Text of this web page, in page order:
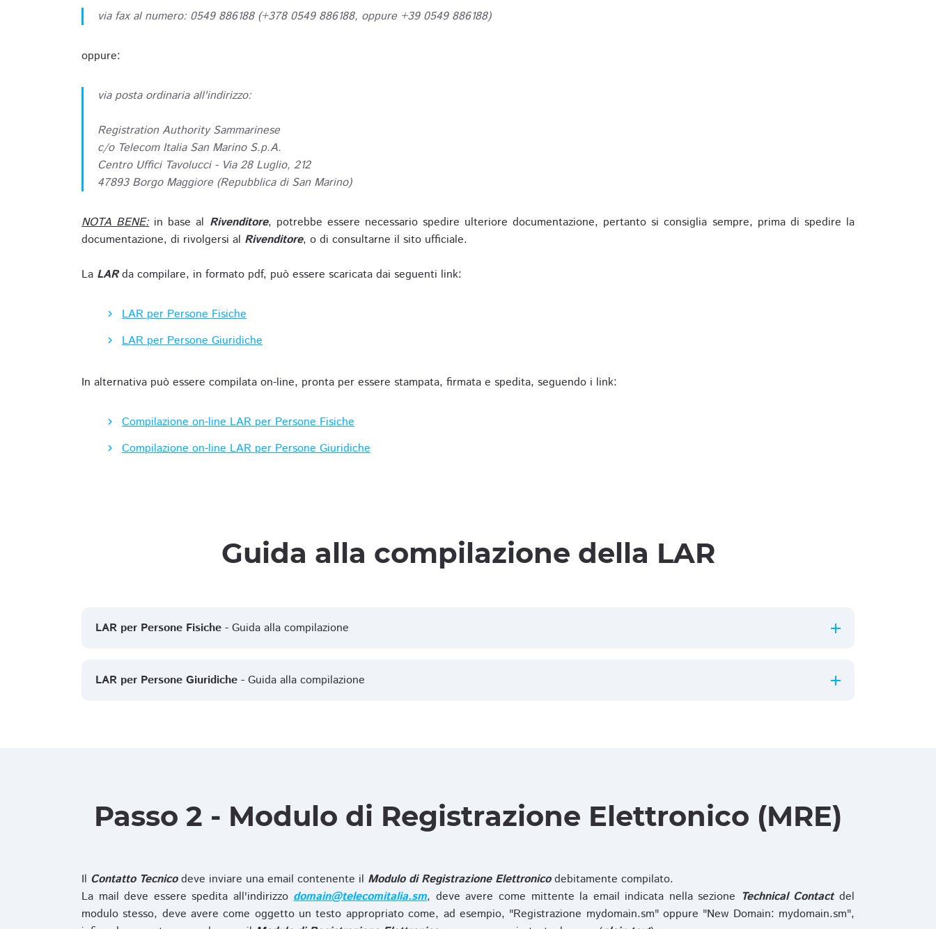
via fax al numero: 0549 886188 (+378 0549 886188, oppure +39 0549 886188)
oppure:
via posta ordinaria all'indirizzo:
Registration Authority Sammarinese
c/o Telecom Italia San Marino S.p.A.
Centro Uffici Tavolucci - Via 28 Luglio, 212
47893 Borgo Maggiore (Repubblica di San Marino)
NOTA BENE: in base al Rivenditore, potrebbe essere necessario spedire ulteriore documentazione, pertanto si consiglia sempre, prima di spedire la
documentazione, di rivolgersi al Rivenditore, o di consultarne il sito ufficiale.
La LARda compilare, in formato pdf, può essere scaricata dai seguenti link:
LAR per Persone Fisiche
LAR per Persone Giuridiche
In alternativa può essere compilata on-line, pronta per essere stampata, firmata e spedita, seguendo i link:
Compilazione on-line LAR per Persone Fisiche
Compilazione on-line LAR per Persone Giuridiche
Guida alla compilazione della LAR
LAR per Persone Fisiche - Guida alla compilazione
LAR per Persone Giuridiche - Guida alla compilazione
Passo 2 - Modulo di Registrazione Elettronico (MRE)
Il Contatto Tecnicodeve inviare una email contenente il Modulo di Registrazione Elettronicodebitamente compilato.
La mail deve essere spedita all'indirizzodomain@telecomitalia.sm, deve avere come mittente la email indicata nella sezione Technical Contactdel
modulo stesso, deve avere come oggetto un testo appropriato come, ad esempio, "Registrazione mydomain.sm" oppure "New Domain: mydomain.sm",